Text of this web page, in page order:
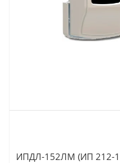
ИПДЛ-152ЛМ (ИП 212-